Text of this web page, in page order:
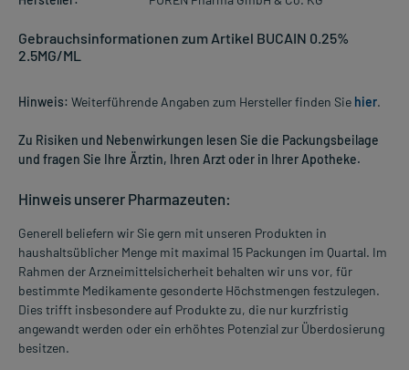
Gebrauchsinformationen zum Artikel BUCAIN 0.25%
2.5MG/ML
Hinweis: Weiterführende Angaben zum Hersteller finden Sie hier.
Zu Risiken und Nebenwirkungen lesen Sie die Packungsbeilage
und fragen Sie Ihre Ärztin, Ihren Arzt oder in Ihrer Apotheke.
Hinweis unserer Pharmazeuten:
Generell beliefern wir Sie gern mit unseren Produkten in
haushaltsüblicher Menge mit maximal 15 Packungen im Quartal. Im
Rahmen der Arzneimittelsicherheit behalten wir uns vor, für
bestimmte Medikamente gesonderte Höchstmengen festzulegen.
Dies trifft insbesondere auf Produkte zu, die nur kurzfristig
angewandt werden oder ein erhöhtes Potenzial zur Überdosierung
besitzen.